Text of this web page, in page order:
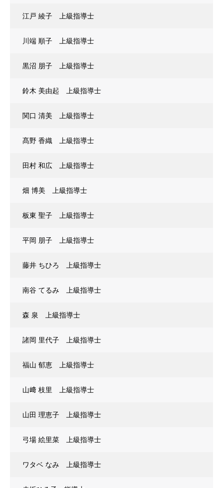
江戸 綾子 上級指導士
川端 順子 上級指導士
黒沼 朋子 上級指導士
鈴木 美由起 上級指導士
関口 清美 上級指導士
髙野 香織 上級指導士
田村 和広 上級指導士
畑 博美 上級指導士
板東 聖子 上級指導士
平岡 朋子 上級指導士
藤井 ちひろ 上級指導士
南谷 てるみ 上級指導士
森 泉 上級指導士
諸岡 里代子 上級指導士
福山 郁恵 上級指導士
山﨑 枝里 上級指導士
山田 理恵子 上級指導士
弓場 絵里菜 上級指導士
ワタベ なみ 上級指導士